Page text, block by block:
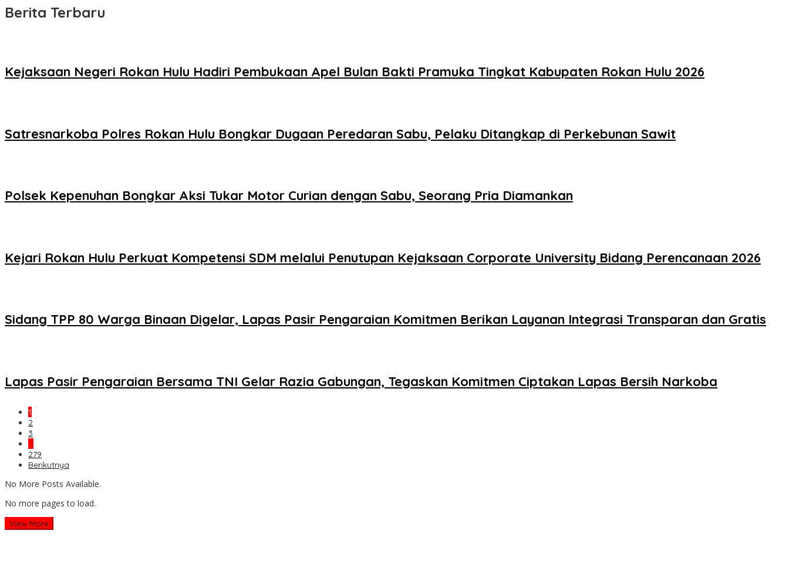
Berita Terbaru
Kejaksaan Negeri Rokan Hulu Hadiri Pembukaan Apel Bulan Bakti Pramuka Tingkat Kabupaten Rokan Hulu 2026
Satresnarkoba Polres Rokan Hulu Bongkar Dugaan Peredaran Sabu, Pelaku Ditangkap di Perkebunan Sawit
Polsek Kepenuhan Bongkar Aksi Tukar Motor Curian dengan Sabu, Seorang Pria Diamankan
Kejari Rokan Hulu Perkuat Kompetensi SDM melalui Penutupan Kejaksaan Corporate University Bidang Perencanaan 2026
Sidang TPP 80 Warga Binaan Digelar, Lapas Pasir Pengaraian Komitmen Berikan Layanan Integrasi Transparan dan Gratis
Lapas Pasir Pengaraian Bersama TNI Gelar Razia Gabungan, Tegaskan Komitmen Ciptakan Lapas Bersih Narkoba
1
2
3
…
279
Berikutnya
No More Posts Available.
No more pages to load.
View More